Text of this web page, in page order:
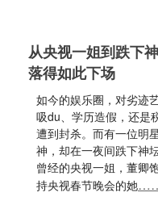
从央视一姐到跌下
落得如此下场
如今的娱乐圈，对劣迹
吸du、学历造假，还是
遭到封杀。而有一位明
神，却在一夜间跌下神
曾经的央视一姐，董卿
持央视春节晚会的她